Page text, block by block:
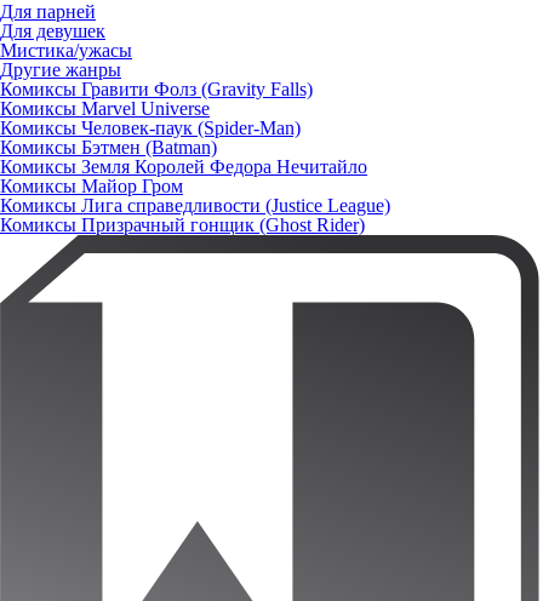
Для парней
Для девушек
Мистика/ужасы
Другие жанры
Комиксы Гравити Фолз (Gravity Falls)
Комиксы Marvel Universe
Комиксы Человек-паук (Spider-Man)
Комиксы Бэтмен (Batman)
Комиксы Земля Королей Федора Нечитайло
Комиксы Майор Гром
Комиксы Лига справедливости (Justice League)
Комиксы Призрачный гонщик (Ghost Rider)